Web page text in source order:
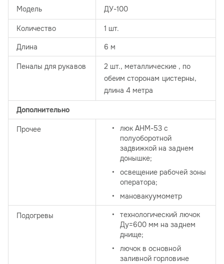
Модель ДУ-100
Количество 1 шт.
Длина 6 м
Пеналы для рукавов
2 шт., металлические , по
обеим сторонам цистерны,
длина 4 метра
Дополнительно
Прочее
люк АНМ-53 с
полуоборотной
задвижкой на заднем
донышке;
освещение рабочей зоны
оператора;
мановакуумометр
Подогревы
технологический лючок
Ду=600 мм на заднем
днище;
лючок в основной
заливной горловине